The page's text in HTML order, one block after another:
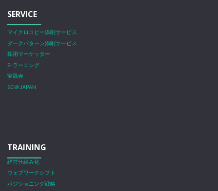
SERVICE
マイクロコピー添削サービス
ダークパターン添削サービス
採用マーケッター
E-ラーニング
実践会
EC＠JAPAN
TRAINING
経営仕組み化
ウェブワークシフト
ポジショニング戦略